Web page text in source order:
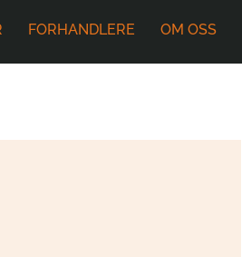
FORHANDLERE OM OSS